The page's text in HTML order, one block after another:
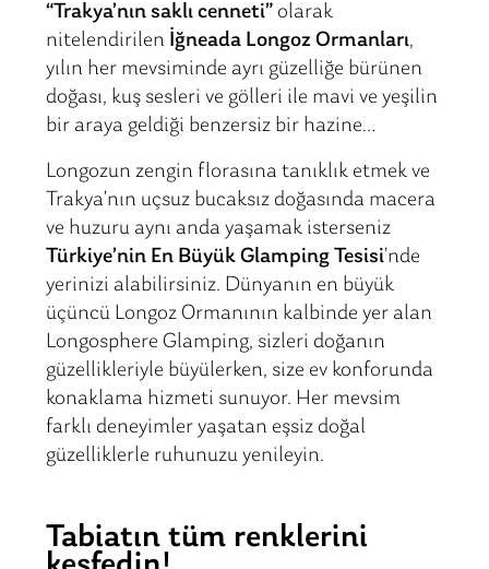
“Trakya’nın saklı cenneti” olarak
nitelendirilen İğneada Longoz Ormanları,
yılın her mevsiminde ayrı güzelliğe bürünen
doğası, kuş sesleri ve gölleri ile mavi ve yeşilin
bir araya geldiği benzersiz bir hazine…
Longozun zengin florasına tanıklık etmek ve
Trakya’nın uçsuz bucaksız doğasında macera
ve huzuru aynı anda yaşamak isterseniz
Türkiye’nin En Büyük Glamping Tesisi’nde
yerinizi alabilirsiniz. Dünyanın en büyük
üçüncü Longoz Ormanının kalbinde yer alan
Longosphere Glamping, sizleri doğanın
güzellikleriyle büyülerken, size ev konforunda
konaklama hizmeti sunuyor. Her mevsim
farklı deneyimler yaşatan eşsiz doğal
güzelliklerle ruhunuzu yenileyin.
Tabiatın tüm renklerini